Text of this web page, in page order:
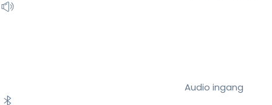
Audio ingang